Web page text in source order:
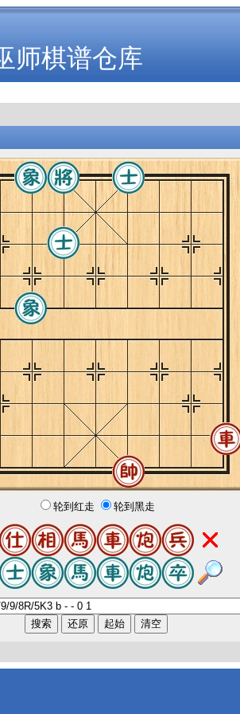
师棋谱仓库
轮到红走 轮到黑走